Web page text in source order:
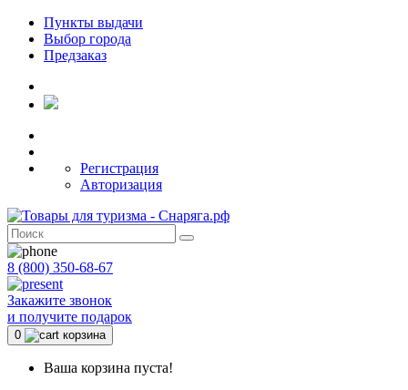
Пункты выдачи
Выбор города
Предзаказ
Регистрация
Авторизация
8 (800) 350-68-67
Закажите звонок
и получите подарок
0 корзина
Ваша корзина пуста!